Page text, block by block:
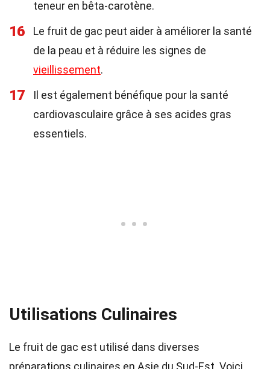
teneur en bêta-carotène.
16
Le fruit de gac peut aider à améliorer la santé
de la peau et à réduire les signes de
vieillissement.
17
Il est également bénéfique pour la santé
cardiovasculaire grâce à ses acides gras
essentiels.
Utilisations Culinaires
Le fruit de gac est utilisé dans diverses
préparations culinaires en Asie du Sud-Est. Voici